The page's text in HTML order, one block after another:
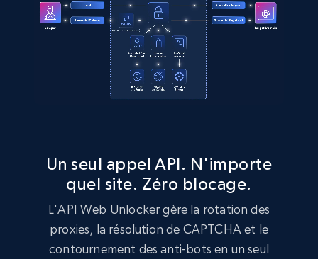
Un seul appel API. N'importe
quel site. Zéro blocage.
L'API Web Unlocker gère la rotation des
proxies, la résolution de CAPTCHA et le
contournement des anti-bots en un seul